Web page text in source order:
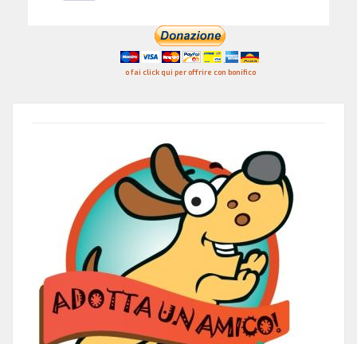
o fai click qui per offrire con bonifico